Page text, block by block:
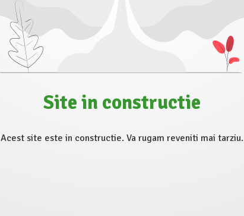
Site in constructie
Acest site este in constructie. Va rugam reveniti mai tarziu.